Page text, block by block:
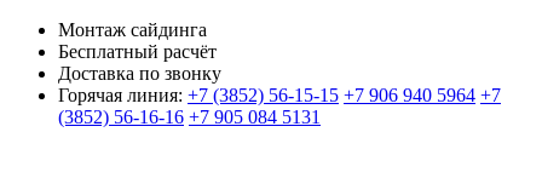
Монтаж сайдинга
Бесплатный расчёт
Доставка по звонку
Горячая линия: +7 (3852) 56-15-15 +7 906 940 5964 +7
(3852) 56-16-16 +7 905 084 5131